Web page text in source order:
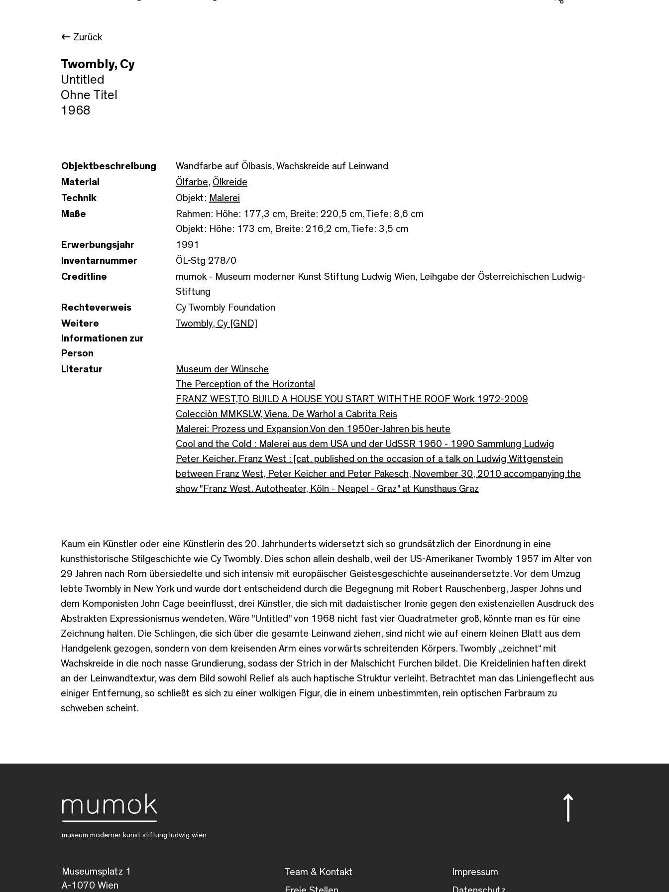
Zurück
Twombly, Cy
Untitled
Ohne Titel
1968
Objektbeschreibung
Wandfarbe auf Ölbasis, Wachskreide auf Leinwand
Material
Ölfarbe, Ölkreide
Technik
Objekt: Malerei
Maße
Rahmen: Höhe: 177,3 cm, Breite: 220,5 cm, Tiefe: 8,6 cm
Objekt: Höhe: 173 cm, Breite: 216,2 cm, Tiefe: 3,5 cm
Erwerbungsjahr
1991
Inventarnummer
ÖL-Stg 278/0
Creditline
mumok - Museum moderner Kunst Stiftung Ludwig Wien, Leihgabe der Österreichischen Ludwig-
Stiftung
Rechteverweis
Cy Twombly Foundation
Weitere
Informationen zur
Person
Twombly, Cy [GND]
Literatur
Museum der Wünsche
The Perception of the Horizontal
FRANZ WEST,TO BUILD A HOUSE YOU START WITH THE ROOF Work 1972-2009
Colecciòn MMKSLW, Viena. De Warhol a Cabrita Reis
Malerei: Prozess und Expansion.Von den 1950er-Jahren bis heute
Cool and the Cold : Malerei aus dem USA und der UdSSR 1960 - 1990 Sammlung Ludwig
Peter Keicher. Franz West : [cat. published on the occasion of a talk on Ludwig Wittgenstein
between Franz West, Peter Keicher and Peter Pakesch, November 30, 2010 accompanying the
show "Franz West. Autotheater, Köln - Neapel - Graz" at Kunsthaus Graz
Kaum ein Künstler oder eine Künstlerin des 20. Jahrhunderts widersetzt sich so grundsätzlich der Einordnung in eine
kunsthistorische Stilgeschichte wie Cy Twombly. Dies schon allein deshalb, weil der US-Amerikaner Twombly 1957 im Alter von
29 Jahren nach Rom übersiedelte und sich intensiv mit europäischer Geistesgeschichte auseinandersetzte. Vor dem Umzug
lebte Twombly in New York und wurde dort entscheidend durch die Begegnung mit Robert Rauschenberg, Jasper Johns und
dem Komponisten John Cage beeinflusst, drei Künstler, die sich mit dadaistischer Ironie gegen den existenziellen Ausdruck des
Abstrakten Expressionismus wendeten. Wäre "Untitled" von 1968 nicht fast vier Quadratmeter groß, könnte man es für eine
Zeichnung halten. Die Schlingen, die sich über die gesamte Leinwand ziehen, sind nicht wie auf einem kleinen Blatt aus dem
Handgelenk gezogen, sondern von dem kreisenden Arm eines vorwärts schreitenden Körpers. Twombly „zeichnet“ mit
Wachskreide in die noch nasse Grundierung, sodass der Strich in der Malschicht Furchen bildet. Die Kreidelinien haften direkt
an der Leinwandtextur, was dem Bild sowohl Relief als auch haptische Struktur verleiht. Betrachtet man das Liniengeflecht aus
einiger Entfernung, so schließt es sich zu einer wolkigen Figur, die in einem unbestimmten, rein optischen Farbraum zu
schweben scheint.
museum moderner kunst stiftung ludwig wien
Museumsplatz 1
A-1070 Wien
Team & Kontakt
Impressum